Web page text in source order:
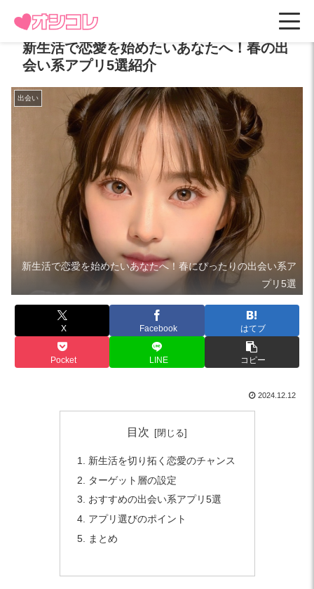
新生活で恋愛を始めたいあなたへ！春の出
会い系アプリ5選紹介
出会い
新生活で恋愛を始めたいあなたへ！春にぴったりの出会い系ア
プリ5選
X Facebook はてブ
Pocket LINE コピー
2024.12.12
目次
新生活を切り拓く恋愛のチャンス
ターゲット層の設定
おすすめの出会い系アプリ5選
アプリ選びのポイント
まとめ